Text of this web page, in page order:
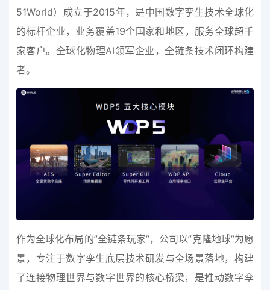
51World）成立于2015年，是中国数字孪生技术全球化
的标杆企业，业务覆盖19个国家和地区，服务全球超千
家客户。全球化物理AI领军企业，全链条技术闭环构建
者。
作为全球化布局的”全链条玩家”，公司以”克隆地球”为愿
景，专注于数字孪生底层技术研发与全场景落地，构建
了连接物理世界与数字世界的核心桥梁，是推动数字孪